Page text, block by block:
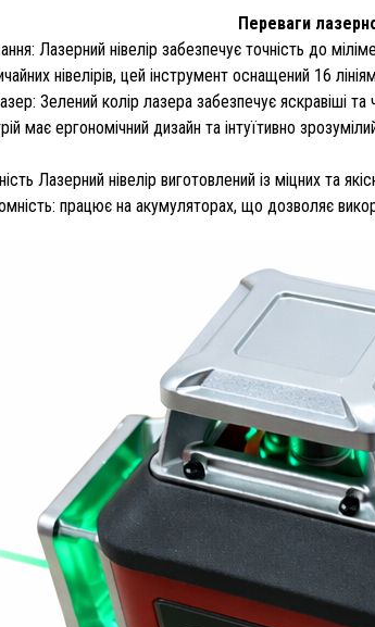
Переваги
Лазерний нівелір забезпечує точність до
нівелірів, цей інструмент оснащений 16
Зелений колір лазера забезпечує яскравіші та
має ергономічний дизайн та інтуїтивно
Лазерний нівелір виготовлений із міцних та
працює на акумуляторах, що дозволяє